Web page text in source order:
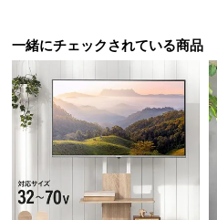
大
型
商
品
の
に
つ
一緒にチェックされている商品